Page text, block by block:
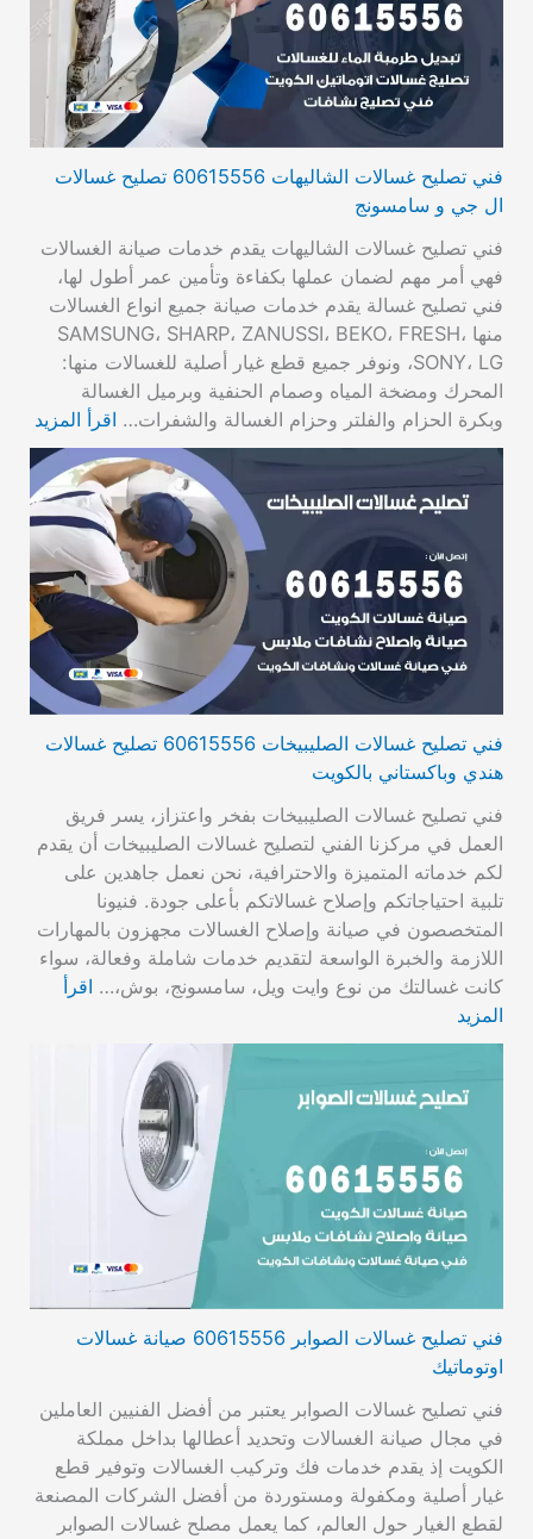
فني تصليح غسالات الشاليهات 60615556 تصليح غسالات
ال جي و سامسونج
فني تصليح غسالات الشاليهات يقدم خدمات صيانة الغسالات
فهي أمر مهم لضمان عملها بكفاءة وتأمين عمر أطول لها،
فني تصليح غسالة يقدم خدمات صيانة جميع انواع الغسالات
منها SAMSUNG، SHARP، ZANUSSI، BEKO، FRESH،
SONY، LG، ونوفر جميع قطع غيار أصلية للغسالات منها:
المحرك ومضخة المياه وصمام الحنفية وبرميل الغسالة
وبكرة الحزام والفلتر وحزام الغسالة والشفرات… اقرأ المزيد
فني تصليح غسالات الصليبيخات 60615556 تصليح غسالات
هندي وباكستاني بالكويت
فني تصليح غسالات الصليبيخات بفخر واعتزاز، يسر فريق
العمل في مركزنا الفني لتصليح غسالات الصليبيخات أن يقدم
لكم خدماته المتميزة والاحترافية، نحن نعمل جاهدين على
تلبية احتياجاتكم وإصلاح غسالاتكم بأعلى جودة. فنيونا
المتخصصون في صيانة وإصلاح الغسالات مجهزون بالمهارات
اللازمة والخبرة الواسعة لتقديم خدمات شاملة وفعالة، سواء
كانت غسالتك من نوع وايت ويل، سامسونج، بوش،… اقرأ
المزيد
فني تصليح غسالات الصوابر 60615556 صيانة غسالات
اوتوماتيك
فني تصليح غسالات الصوابر يعتبر من أفضل الفنيين العاملين
في مجال صيانة الغسالات وتحديد أعطالها بداخل مملكة
الكويت إذ يقدم خدمات فك وتركيب الغسالات وتوفير قطع
غيار أصلية ومكفولة ومستوردة من أفضل الشركات المصنعة
لقطع الغيار حول العالم، كما يعمل مصلح غسالات الصوابر